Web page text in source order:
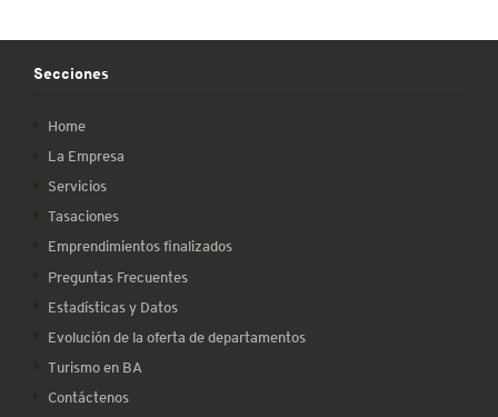
Secciones
Home
La Empresa
Servicios
Tasaciones
Emprendimientos finalizados
Preguntas Frecuentes
Estadísticas y Datos
Evolución de la oferta de departamentos
Turismo en BA
Contáctenos